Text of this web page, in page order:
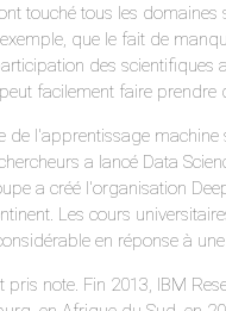
touché tous les
que le fait de
des scientifiques
facilement faire prendre
l'apprentissage machine
a lancé Data
a créé l'organisation
Les cours
en réponse à
note. Fin 2013, IBM